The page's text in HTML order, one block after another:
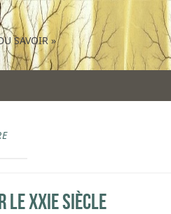
SAVOIR »
le XXIe siècle